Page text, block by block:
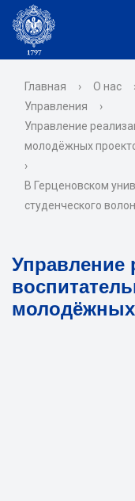
Главная › О нас
Управления
›
Управление
молодёжных
›
В Герценовском
студенческого
Управление